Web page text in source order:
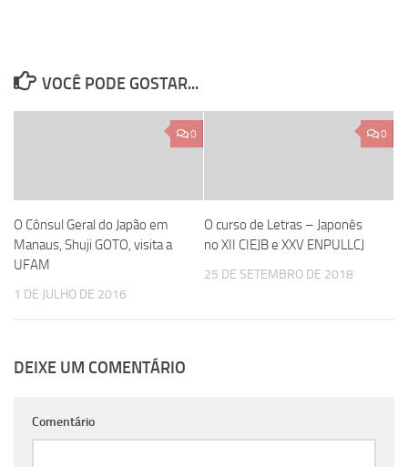
VOCÊ PODE GOSTAR...
0
O Cônsul Geral do Japão em
Manaus, Shuji GOTO, visita a
UFAM
1 DE JULHO DE 2016
0
O curso de Letras – Japonês
no XII CIEJB e XXV ENPULLCJ
25 DE SETEMBRO DE 2018
DEIXE UM COMENTÁRIO
Comentário